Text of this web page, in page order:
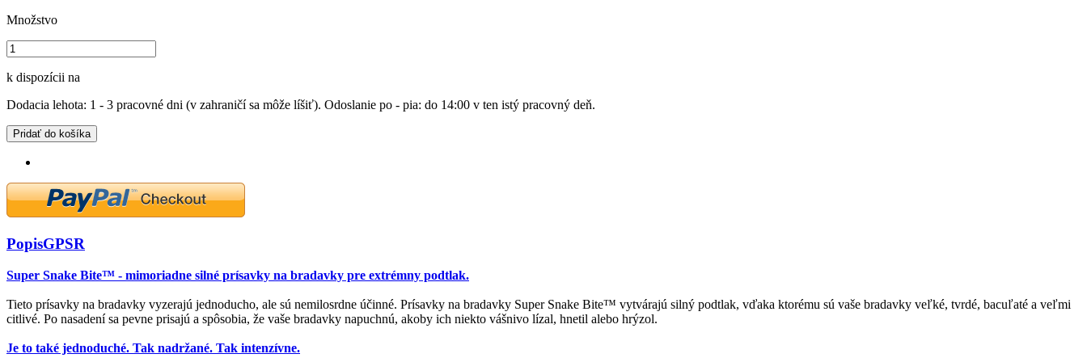
Množstvo
k dispozícii na
Dodacia lehota: 1 - 3 pracovné dni (v zahraničí sa môže líšiť). Odoslanie po - pia: do 14:00 v ten istý pracovný deň.
Pridať do košíka
PopisGPSR
Super Snake Bite™ - mimoriadne silné prísavky na bradavky pre extrémny podtlak.
Tieto prísavky na bradavky vyzerajú jednoducho, ale sú nemilosrdne účinné. Prísavky na bradavky Super Snake Bite™ vytvárajú silný podtlak, vďaka ktorému sú vaše bradavky veľké, tvrdé, bacuľaté a veľmi
citlivé. Po nasadení sa pevne prisajú a spôsobia, že vaše bradavky napuchnú, akoby ich niekto vášnivo lízal, hnetil alebo hrýzol.
Je to také jednoduché. Tak nadržané. Tak intenzívne.